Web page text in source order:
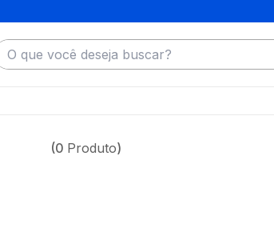
que você deseja buscar?
0 Produto